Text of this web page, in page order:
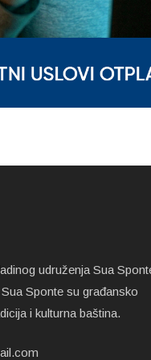
udruženja Sua
Sponte su građansko
i kulturna baština.